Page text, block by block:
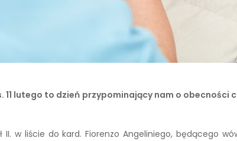
11 lutego to dzień przypominający nam o obecności
II. w liście do kard. Fiorenzo Angeliniego, będącego